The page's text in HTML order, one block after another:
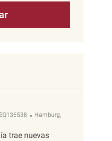
Ubicación
Hamburg,
trae nuevas